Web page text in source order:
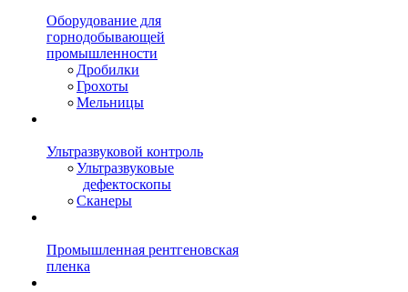
Оборудование для
горнодобывающей
промышленности
Дробилки
Грохоты
Мельницы
Ультразвуковой контроль
Ультразвуковые
дефектоскопы
Сканеры
Промышленная рентгеновская
пленка